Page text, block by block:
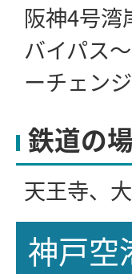
阪神4号湾
バイパス
ーチェン
鉄道の
天王寺、
神戸空